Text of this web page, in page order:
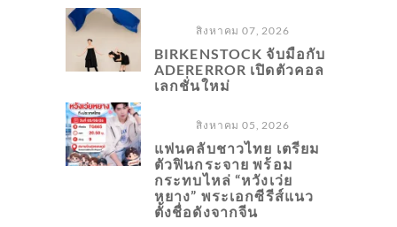
สิงหาคม 07, 2026
BIRKENSTOCK จับมือกับ
ADERERROR เปิดตัวคอล
เลกชั่นใหม่
สิงหาคม 05, 2026
แฟนคลับชาวไทย เตรียม
ตัวฟินกระจาย พร้อม
กระทบไหล่ “หวังเว่ย
หยาง” พระเอกซีรีส์แนว
ตั้งชื่อดังจากจีน